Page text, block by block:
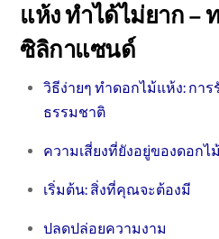
แห้ง ทำได้ไม่ยาก –
ซิลิกาแซนด์
วิธีง่ายๆ ทำดอกไม้แห้ง: กา
ธรรมชาติ
ความเสี่ยงที่ยังอยู่ของดอกไ
เริ่มต้น: สิ่งที่คุณจะต้องมี
ปลดปล่อยความงาม